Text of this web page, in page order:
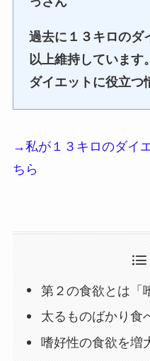
過去に１３キロのダ
以上維持しています
ダイエットに役立つ
→私が１３キロのダイ
ちら
第２の食欲とは「
太るものばかり食
嗜好性の食欲を増